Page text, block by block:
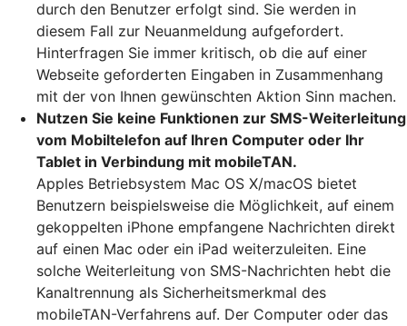
durch den Benutzer erfolgt sind. Sie werden in
diesem Fall zur Neuanmeldung aufgefordert.
Hinterfragen Sie immer kritisch, ob die auf einer
Webseite geforderten Eingaben in Zusammenhang
mit der von Ihnen gewünschten Aktion Sinn machen.
Nutzen Sie keine Funktionen zur SMS-Weiterleitung
vom Mobiltelefon auf Ihren Computer oder Ihr
Tablet in Verbindung mit mobileTAN.
Apples Betriebsystem Mac OS X/macOS bietet
Benutzern beispielsweise die Möglichkeit, auf einem
gekoppelten iPhone empfangene Nachrichten direkt
auf einen Mac oder ein iPad weiterzuleiten. Eine
solche Weiterleitung von SMS-Nachrichten hebt die
Kanaltrennung als Sicherheitsmerkmal des
mobileTAN-Verfahrens auf. Der Computer oder das